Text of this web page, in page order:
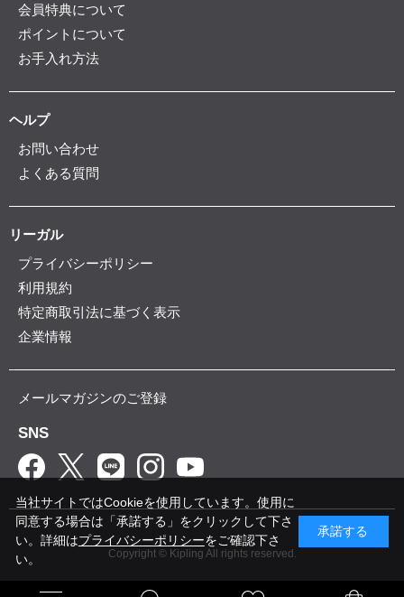
会員特典について
ポイントについて
お手入れ方法
ヘルプ
お問い合わせ
よくある質問
リーガル
プライバシーポリシー
利用規約
特定商取引法に基づく表示
企業情報
メールマガジンのご登録
SNS
Copyright © Kipling All rights reserved.
当社サイトではCookieを使用しています。使用に
同意する場合は「承諾する」をクリックして下さ
い。詳細はプライバシーポリシーをご確認下さ
い。
承諾する